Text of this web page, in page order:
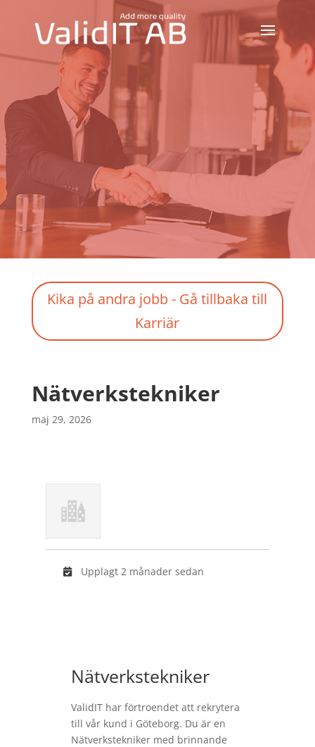
Kika på andra jobb - Gå tillbaka till
Karriär
Nätverkstekniker
maj 29, 2026
Upplagt 2 månader sedan
Nätverkstekniker
ValidIT har förtroendet att rekrytera
till vår kund i Göteborg. Du är en
Nätverkstekniker med brinnande